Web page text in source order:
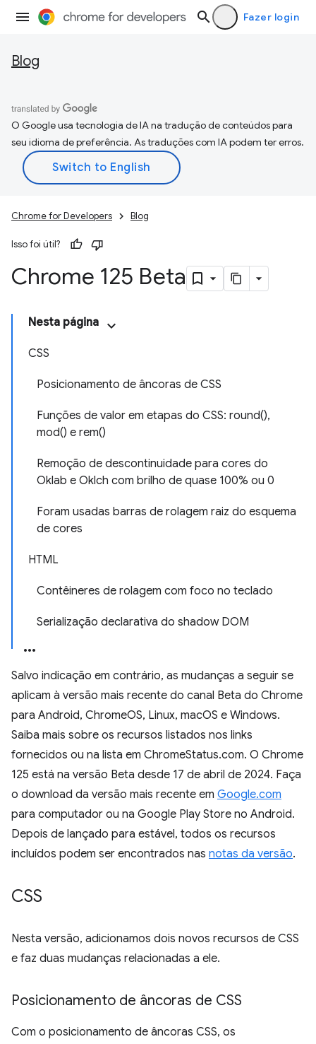
Fazer login
Blog
O Google usa tecnologia de IA na tradução de conteúdos para
seu idioma de preferência. As traduções com IA podem ter erros.
Chrome for Developers Blog
Isso foi útil?
Chrome 125 Beta
Nesta página
CSS
Posicionamento de âncoras de CSS
Funções de valor em etapas do CSS: round(),
mod() e rem()
Remoção de descontinuidade para cores do
Oklab e Oklch com brilho de quase 100% ou 0
Foram usadas barras de rolagem raiz do esquema
de cores
HTML
Contêineres de rolagem com foco no teclado
Serialização declarativa do shadow DOM
Salvo indicação em contrário, as mudanças a seguir se
aplicam à versão mais recente do canal Beta do Chrome
para Android, ChromeOS, Linux, macOS e Windows.
Saiba mais sobre os recursos listados nos links
fornecidos ou na lista em ChromeStatus.com. O Chrome
125 está na versão Beta desde 17 de abril de 2024. Faça
o download da versão mais recente em Google.com
para computador ou na Google Play Store no Android.
Depois de lançado para estável, todos os recursos
incluídos podem ser encontrados nas notas da versão.
CSS
Nesta versão, adicionamos dois novos recursos de CSS
e faz duas mudanças relacionadas a ele.
Posicionamento de âncoras de CSS
Com o posicionamento de âncoras CSS, os